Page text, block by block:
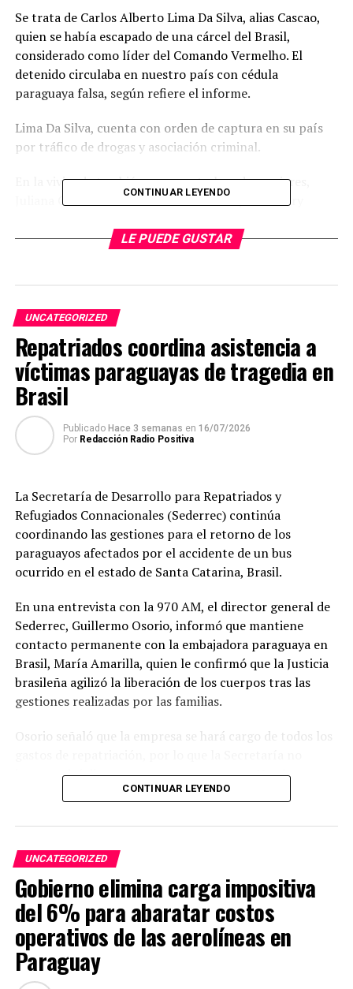
Se trata de Carlos Alberto Lima Da Silva, alias Cascao,
quien se había escapado de una cárcel del Brasil,
considerado como líder del Comando Vermelho. El
detenido circulaba en nuestro país con cédula
paraguaya falsa, según refiere el informe.
Lima Da Silva, cuenta con orden de captura en su país
por tráfico de drogas y asociación criminal.
En la vivienda también se encontraban dos mujeres,
Juliana Cristina De Oliveira Dos Santos y Rosemary
De la vivienda se logró incautar una pistola Glock,
9mm, con un cargador de 15 tiros, y el automóvil Kia,
Cerato, negro.
TEMAS RELACIONADOS:
DETIENEN A LÍDER DEL COMANDO VERMELHO
PORTADA
Perforarán 11 pozos artesianos en CDE
NO SE PIERDA
CONTINUAR LEYENDO
LE PUEDE GUSTAR
UNCATEGORIZED
Repatriados coordina asistencia a
víctimas paraguayas de tragedia en
Brasil
Publicado Hace 3 semanas en 16/07/2026
Por Redacción Radio Positiva
La Secretaría de Desarrollo para Repatriados y
Refugiados Connacionales (Sederrec) continúa
coordinando las gestiones para el retorno de los
paraguayos afectados por el accidente de un bus
ocurrido en el estado de Santa Catarina, Brasil.
En una entrevista con la 970 AM, el director general de
Sederrec, Guillermo Osorio, informó que mantiene
contacto permanente con la embajadora paraguaya en
Brasil, María Amarilla, quien le confirmó que la Justicia
brasileña agilizó la liberación de los cuerpos tras las
gestiones realizadas por las familias.
Osorio señaló que la empresa se hará cargo de todos los
intervendrá directamente en ese proceso. No obstante,
aseguró que la institución seguirá acompañando y
todos los connacionales regresen al país.
Asimismo, indicó que 48 pasajeros que ya recibieron el
alta médica retornarán este jueves en un bus, luego de
que el viaje previsto para el miércoles fuera postergado.
Agregó que 18 personas permanecen aún en
observación médica.
Respecto a la repatriación de las víctimas fatales,
CONTINUAR LEYENDO
UNCATEGORIZED
Gobierno elimina carga impositiva
del 6% para abaratar costos
operativos de las aerolíneas en
Paraguay